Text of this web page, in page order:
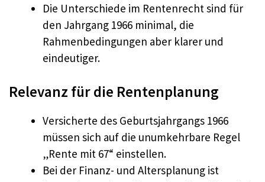
Die Unterschiede im Rentenrecht sind für
den Jahrgang 1966 minimal, die
Rahmenbedingungen aber klarer und
eindeutiger.
Relevanz für die Rentenplanung
Versicherte des Geburtsjahrgangs 1966
müssen sich auf die unumkehrbare Regel
„Rente mit 67“ einstellen.
Bei der Finanz- und Altersplanung ist